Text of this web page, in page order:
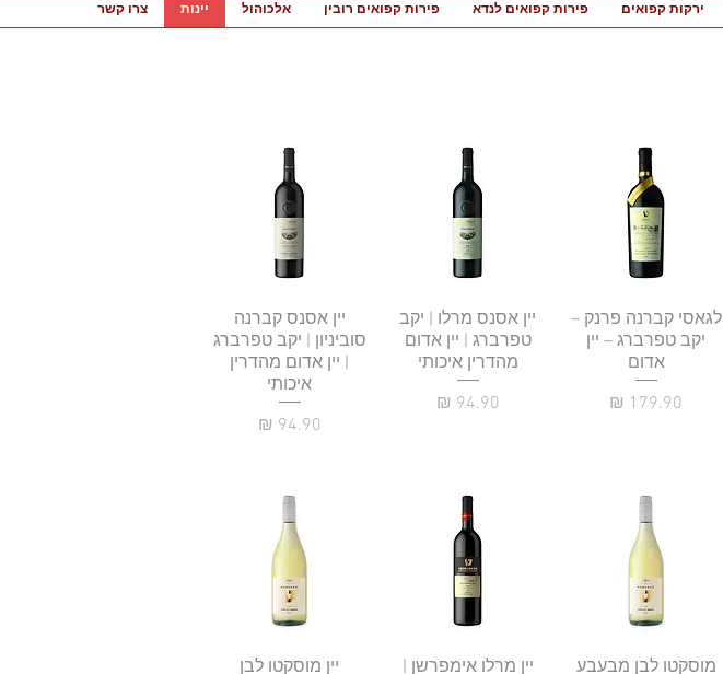
צרו קשר יינות אלכוהול פירות קפואים רובין פירות קפואים לנדא ירקות קפואים
תצוגה מהירה
לגאסי קברנה פרנק –
יקב טפרברג – יין
אדום
מחיר
תצוגה מהירה
יין אסנס מרלו | יקב
טפרברג | יין אדום
מהדרין איכותי
מחיר
תצוגה מהירה
יין אסנס קברנה
סוביניון | יקב טפרברג
| יין אדום מהדרין
איכותי
מחיר
תצוגה מהירה
מוסקטו לבן מבעבע
תצוגה מהירה
יין מרלו אימפרשן |
תצוגה מהירה
יין מוסקטו לבן